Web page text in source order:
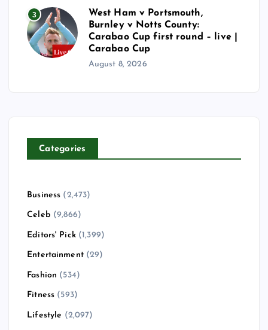
3
West Ham v Portsmouth,
Burnley v Notts County:
Carabao Cup first round – live |
Carabao Cup
August 8, 2026
Categories
Business (2,473)
Celeb (9,866)
Editors' Pick(1,399)
Entertainment(29)
Fashion (534)
Fitness (593)
Lifestyle (2,097)